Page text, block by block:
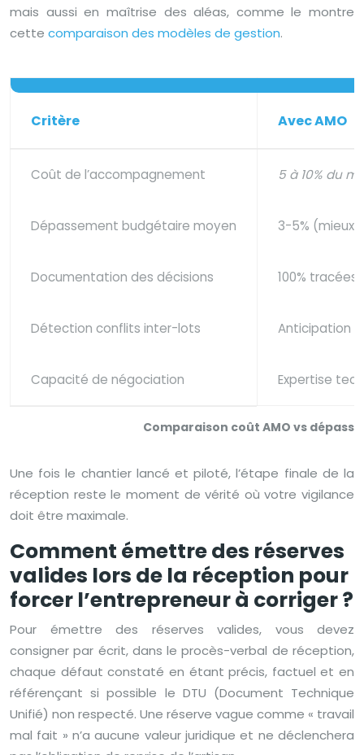
mais aussi en maîtrise des aléas, comme le montre
cette comparaison des modèles de gestion.
Comparaison coût AMO vs
Critère Avec AMO
Coût de l’accompagnement 5 à 10% du
Dépassement budgétaire moyen 3-5% (mieux
Documentation des décisions 100%
Détection conflits inter-lots Anticipation
Capacité de négociation Expertise
Une fois le chantier lancé et piloté, l’étape finale de la
réception reste le moment de vérité où votre vigilance
doit être maximale.
Comment émettre des réserves
valides lors de la réception pour
forcer l’entrepreneur à corriger ?
Pour émettre des réserves valides, vous devez
consigner par écrit, dans le procès-verbal de réception,
chaque défaut constaté en étant précis, factuel et en
référençant si possible le DTU (Document Technique
Unifié) non respecté. Une réserve vague comme « travail
mal fait » n’a aucune valeur juridique et ne déclenchera